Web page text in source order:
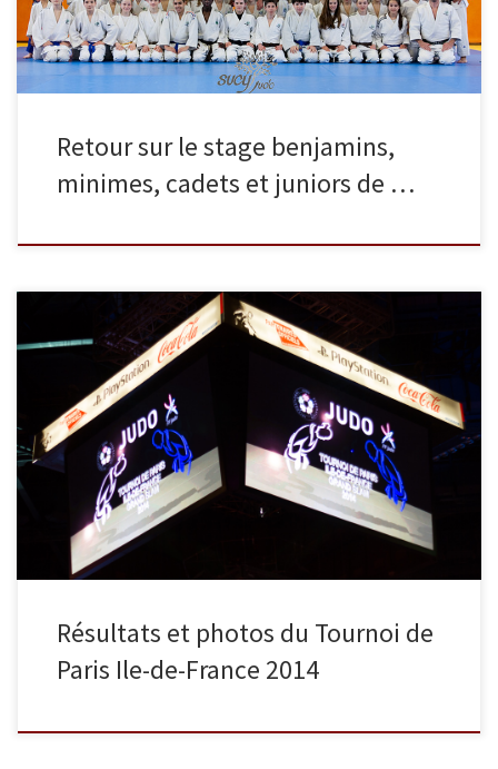
Retour sur le stage benjamins,
minimes, cadets et juniors de …
Les 8 et 9 février 2014 s’est déroulée la 40ème édition du
prestigieux Tournoi de Paris. Pour la première fois, quatre judokas
de Sucy Judo, entraînés par Stéphane Auduc, y ont participé.
Comme à l’accoutumée, le Tournoi s’est déroulé sur deux jours.
Adrien Raymond et Alister Ward ont combattu le […]
Résultats et photos du Tournoi de
Paris Ile-de-France 2014